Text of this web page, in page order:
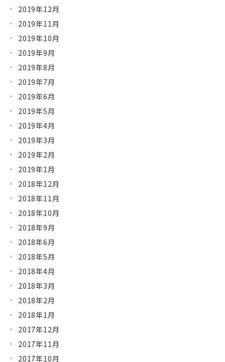
2019年12月
2019年11月
2019年10月
2019年9月
2019年8月
2019年7月
2019年6月
2019年5月
2019年4月
2019年3月
2019年2月
2019年1月
2018年12月
2018年11月
2018年10月
2018年9月
2018年6月
2018年5月
2018年4月
2018年3月
2018年2月
2018年1月
2017年12月
2017年11月
2017年10月